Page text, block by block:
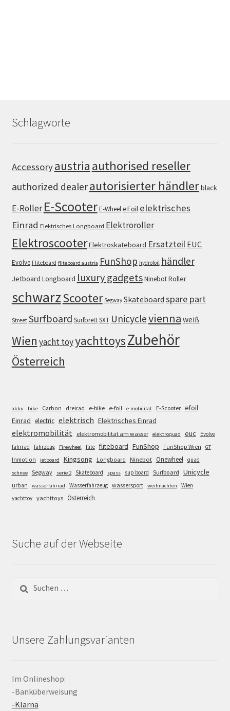
Schlagworte
Accessoryaustria authorised reseller
authorized dealerautorisierter händlerblack
E-Roller E-ScooterE-WheeleFoil elektrisches
Einrad Elektrisches Longboard Elektroroller
ElektroscooterElektroskateboard Ersatzteil EUC
Evolve Fliteboard fliteboard austria FunShop hydrofoil händler
Jetboard Longboard luxury gadgetsNinebotRoller
schwarzScooter Segway Skateboard spare part
Street Surfboard SurfbrettSXT Unicyclevienna weiß
Wien yacht toyyachttoysZubehör
Österreich
akku bike Carbon dreirad e-bike e-foil e-mobilität E-Scooter efoil
Einrad electric elektrisch Elektrisches Einrad
elektromobilität elektromobilität am wasser elektroquad euc
Evolve
fahrrad
fahrzeug Firewheel flite fliteboard FunShop FunShop Wien GT
Inmotion jetboard Kingsong Longboard Ninebot Onewheel quad
schnee Segway serie 2 Skateboard spass sup board Surfboard Unicycle
urban wasserfahrrad Wasserfahrzeug wassersport weihnachten
Wien
yachttoy yachttoys Österreich
Suche auf der Webseite
nach:
Unsere Zahlungsvarianten
Im Onlineshop:
-Banküberweisung
-Klarna